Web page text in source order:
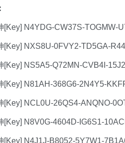
[Key] N4YDG-CW37S-TOGMW-
[Key] NXS8U-0FVY2-TD5GA-
[Key] NS5A5-Q72MN-CVB4I-
[Key] N81AH-368G6-2N4Y5-
[Key] NCL0U-26QS4-ANQNO-
[Key] N8V0G-4604D-IG6S1-
[Key] N4J1J-B8052-5Y7W1-